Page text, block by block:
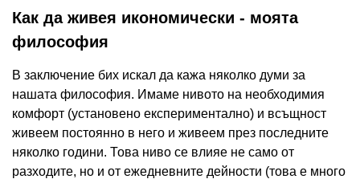
Как да живея икономически - моята
философия
В заключение бих искал да кажа няколко думи за
нашата философия. Имаме нивото на необходимия
комфорт (установено експериментално) и всъщност
живеем постоянно в него и живеем през последните
няколко години. Това ниво се влияе не само от
разходите, но и от ежедневните дейности (това е много